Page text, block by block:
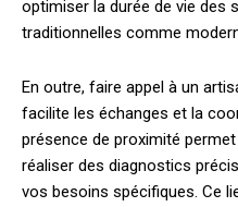
optimiser la durée de vie des
traditionnelles comme
En outre, faire appel à un
facilite les échanges et la
présence de proximité permet
réaliser des diagnostics
vos besoins spécifiques. Ce